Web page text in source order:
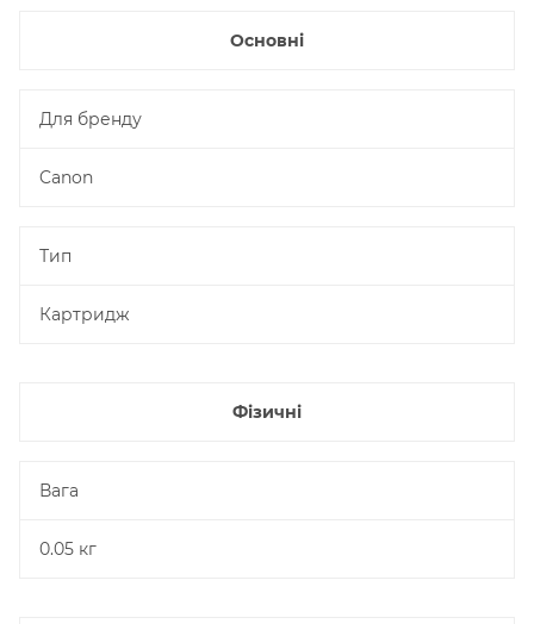
Основні
Для бренду
Canon
Тип
Картридж
Фізичні
Вага
0.05 кг